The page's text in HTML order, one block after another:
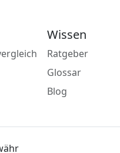
Wissen
Ratgeber
Glossar
Blog